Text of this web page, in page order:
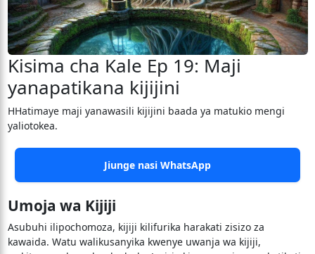
Kisima cha Kale Ep 19: Maji
yanapatikana kijijini
HHatimaye maji yanawasili kijijini baada ya matukio mengi
yaliotokea.
Jiunge nasi WhatsApp
Umoja wa Kijiji
Asubuhi ilipochomoza, kijiji kilifurika harakati zisizo za
kawaida. Watu walikusanyika kwenye uwanja wa kijiji,